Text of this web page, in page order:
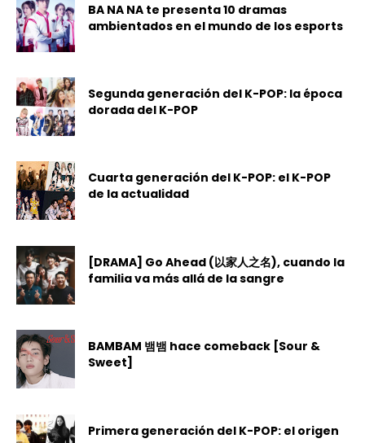
BA NA NA te presenta 10 dramas
ambientados en el mundo de los esports
Segunda generación del K-POP: la época
dorada del K-POP
Cuarta generación del K-POP: el K-POP
de la actualidad
[DRAMA] Go Ahead (以家人之名), cuando la
familia va más allá de la sangre
BAMBAM 뱀뱀 hace comeback [Sour &
Sweet]
Primera generación del K-POP: el origen